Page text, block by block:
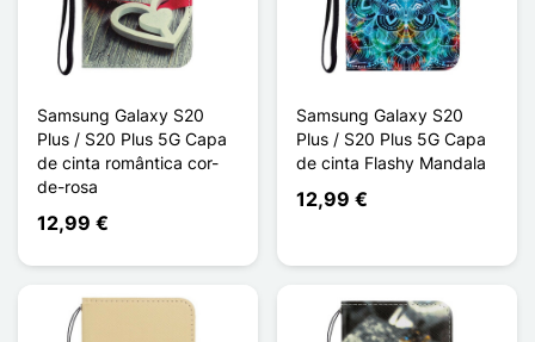
Samsung Galaxy S20
Plus / S20 Plus 5G Capa
de cinta romântica cor-
de-rosa
12,99 €
Samsung Galaxy S20
Plus / S20 Plus 5G Capa
de cinta Flashy Mandala
12,99 €